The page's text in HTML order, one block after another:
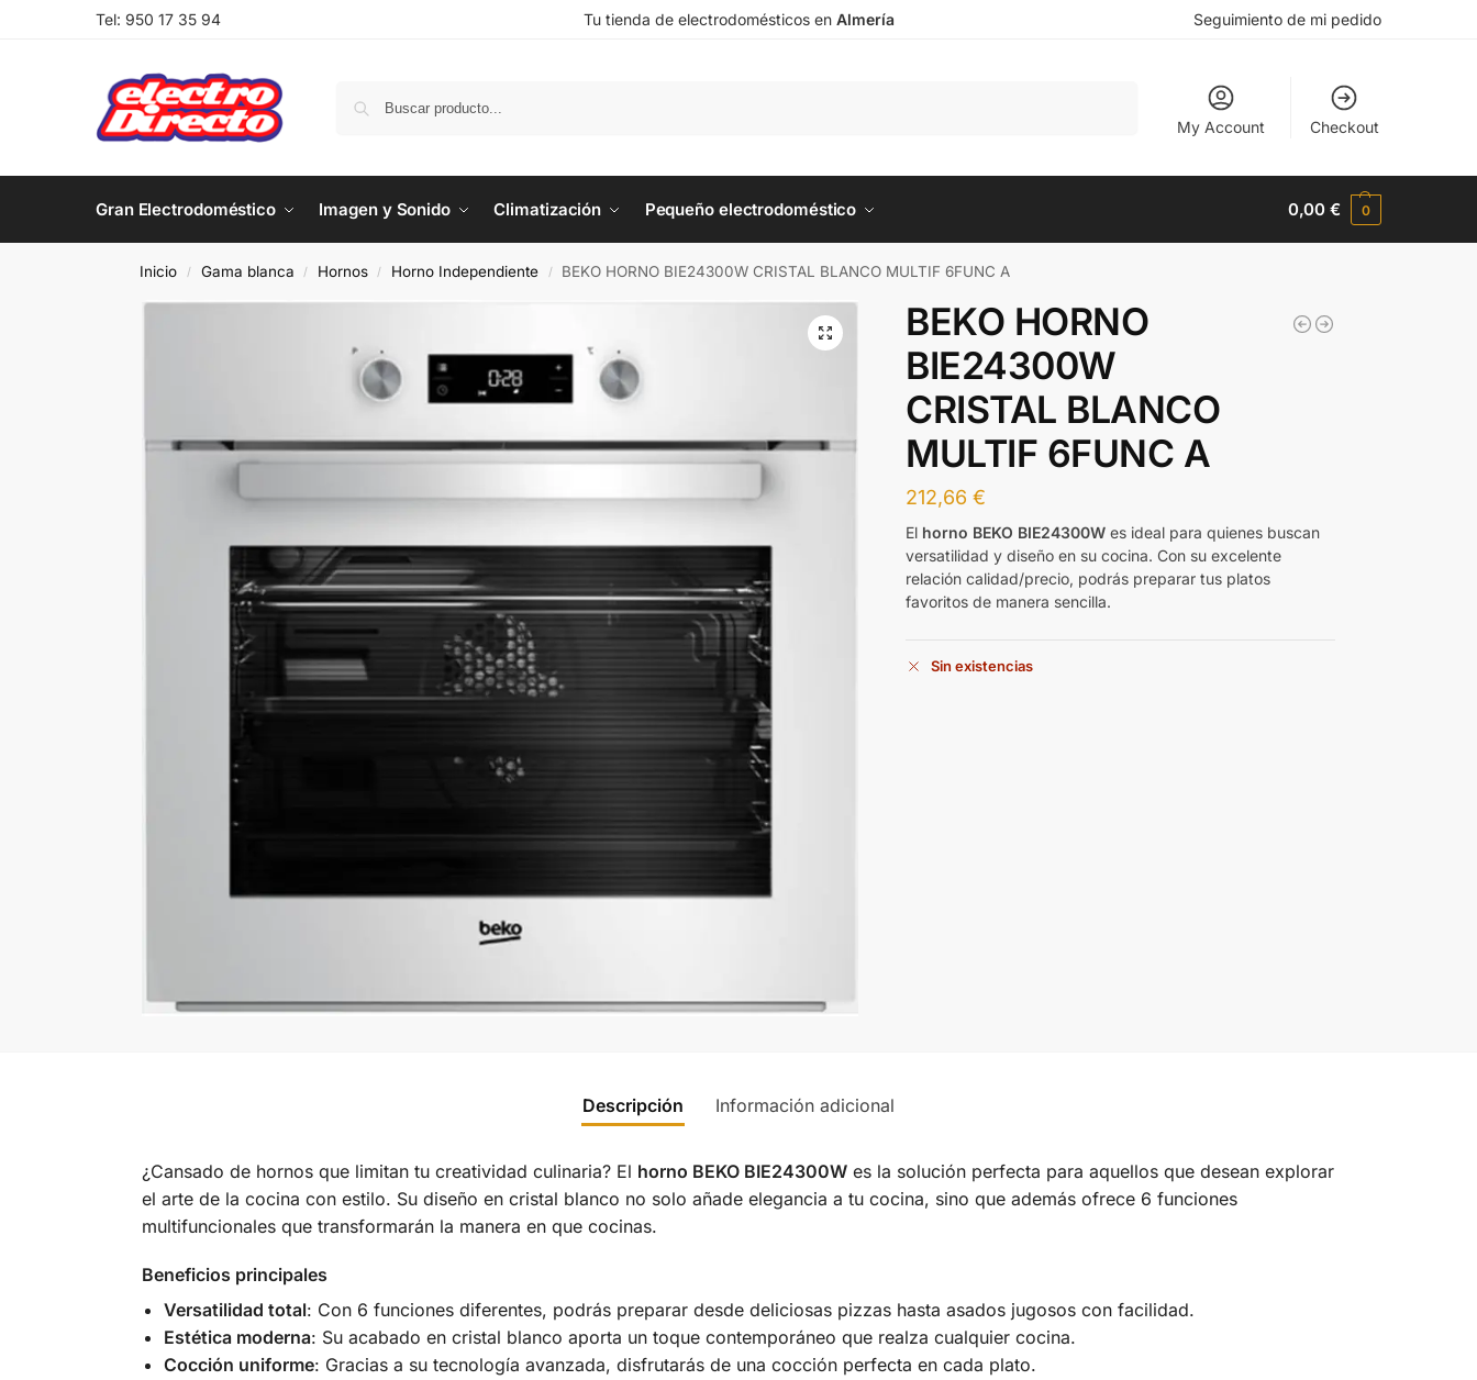
Tel: 950 17 35 94 Tu tienda de electrodomésticos en Almería Seguimiento de mi pedido
My Account Checkout
Gran Electrodoméstico Imagen y Sonido Climatización Pequeño electrodoméstico 0,00€ 0
Inicio / Gama blanca / Hornos / Horno Independiente / BEKO HORNO BIE24300W CRISTAL BLANCO MULTIF 6FUNC A
BEKO HORNO
BIE24300W
CRISTAL BLANCO
MULTIF 6FUNC A
212,66€
El horno BEKO BIE24300W es ideal para quienes buscan
versatilidad y diseño en su cocina. Con su excelente
relación calidad/precio, podrás preparar tus platos
favoritos de manera sencilla.
Sin existencias
Descripción Información adicional
¿Cansado de hornos que limitan tu creatividad culinaria? El horno BEKO BIE24300Wes la solución perfecta para aquellos que desean explorar
el arte de la cocina con estilo. Su diseño en cristal blanco no solo añade elegancia a tu cocina, sino que además ofrece 6 funciones
multifuncionales que transformarán la manera en que cocinas.
Beneficios principales
Versatilidad total: Con 6 funciones diferentes, podrás preparar desde deliciosas pizzas hasta asados jugosos con facilidad.
Estética moderna: Su acabado en cristal blanco aporta un toque contemporáneo que realza cualquier cocina.
Cocción uniforme: Gracias a su tecnología avanzada, disfrutarás de una cocción perfecta en cada plato.